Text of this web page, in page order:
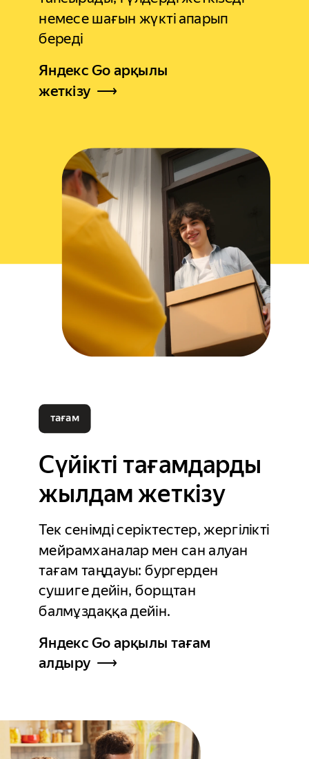
немесе шағын жүкті апарып
береді
Яндекс Go арқылы
жеткізу
тағам
Сүйікті тағамдарды
жылдам жеткізу
Тек сенімді серіктестер, жергілікті
мейрамханалар мен сан алуан
тағам таңдауы: бургерден
сушиге дейін, борщтан
балмұздаққа дейін.
Яндекс Go арқылы тағам
алдыру